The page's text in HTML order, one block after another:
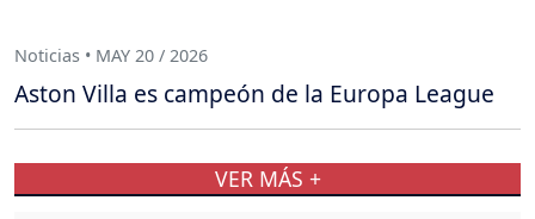
Noticias • MAY 20 / 2026
Aston Villa es campeón de la Europa League
VER MÁS +